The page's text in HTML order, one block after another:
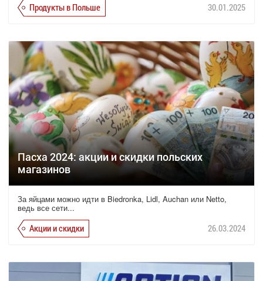
Продукты в Польше 30.01.2025
Пасха 2024: акции и скидки польских
магазинов
За яйцами можно идти в Biedronka, Lidl, Auchan или Netto,
ведь все сети...
Акции и скидки 26.03.2024